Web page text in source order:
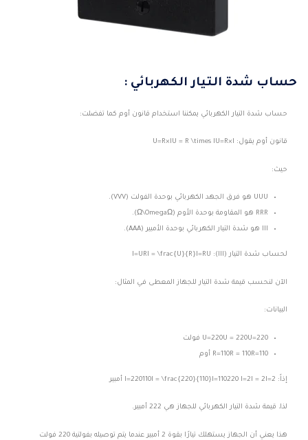
حساب شدة التيار الكهربائي :
حساب شدة التيار الكهربائي يمكننا استخدام قانون أوم كما تفضلت:
قانون أوم يقول: U=R×IU = R \times IU=R×I
حيث:
UUU هو فرق الجهد الكهربائي بوحدة الفولت ( VVV
).
RRR هو المقاومة بوحدة الأوم ( Ω\OmegaΩ
).
III هو شدة التيار الكهربائي بوحدة الأمبير ( AAA
).
لحساب شدة التيار ( III
):
I=URI = \frac{U}{R}I=RU
الآن لنحسب قيمة شدة التيار للجهاز المعطى في المثال:
البيانات:
U=220U = 220U=220 فولت
R=110R = 110R=110 أوم
إذاً: I=220110I = \frac{220}{110}I=110220 I=2I = 2I=2 أمبير
لذا، قيمة شدة التيار الكهربائي للجهاز هي 222 أمبير.
هذا يعني أن الجهاز يستهلك تيارًا بقوة 2 أمبير عندما يتم توصيله بفولتية 220 فولت